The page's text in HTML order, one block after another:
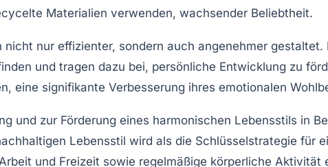
Materialien verwenden, wachsender Beliebtheit.
nicht nur effizienter, sondern auch angenehmer gestaltet.
und tragen dazu bei, persönliche Entwicklung zu
eine signifikante Verbesserung ihres emotionalen
und zur Förderung eines harmonischen Lebensstils in
Lebensstil wird als die Schlüsselstrategie für
und Freizeit sowie regelmäßige körperliche Aktivität